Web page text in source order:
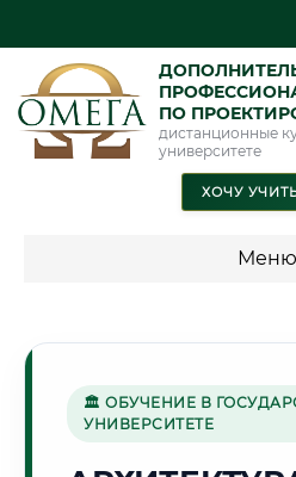
ПО
дистанционные
университете
ХОЧУ
Меню
🏛 ОБУЧЕНИЕ В
УНИВЕРСИТЕТЕ